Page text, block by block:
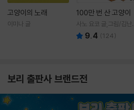
고양이의 노래
이미나 글
100만 번 산 고양이
사노 요코 글,그림/김난주
역 9.4 (124)
보리 출판사 브랜드전